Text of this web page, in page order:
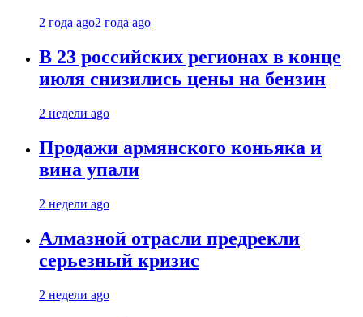
2 года ago2 года ago
В 23 российских регионах в конце
июля снизились цены на бензин
2 недели ago
Продажи армянского коньяка и
вина упали
2 недели ago
Алмазной отрасли предрекли
серьезный кризис
2 недели ago